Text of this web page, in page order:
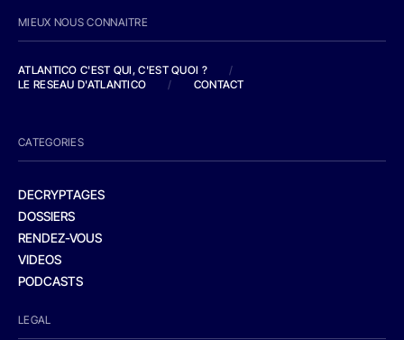
MIEUX NOUS CONNAITRE
ATLANTICO C'EST QUI, C'EST QUOI ?
/
LE RESEAU D'ATLANTICO
/ CONTACT
CATEGORIES
DECRYPTAGES
DOSSIERS
RENDEZ-VOUS
VIDEOS
PODCASTS
LEGAL